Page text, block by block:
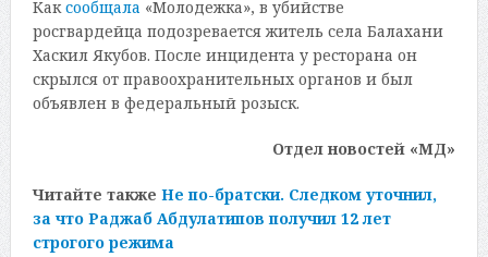
Каксообщала «Молодежка», в убийстве
росгвардейца подозревается житель села Балахани
Хаскил Якубов. После инцидента у ресторана он
скрылся от правоохранительных органов и был
объявлен в федеральный розыск.
Отдел новостей «МД»
Читайте также Не по-братски. Следком уточнил,
за что Раджаб Абдулатипов получил 12 лет
строгого режима